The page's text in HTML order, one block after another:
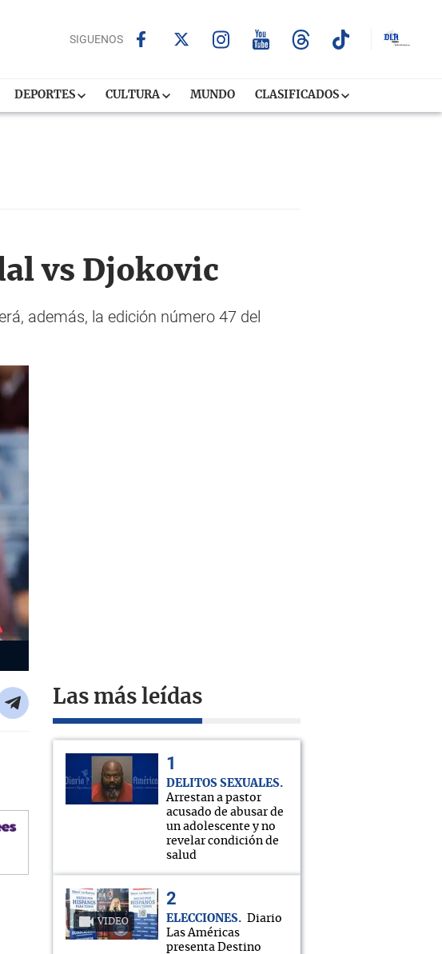
SIGUENOS
DEPORTES CULTURA MUNDO CLASIFICADOS
vs Djokovic
además, la edición número 47 del
Las más leídas
DELITOS SEXUALES
Arrestan a pastor
acusado de abusar de
un adolescente y no
revelar condición de
salud
VIDEO ELECCIONES
Diario
Las Américas
presenta Destino